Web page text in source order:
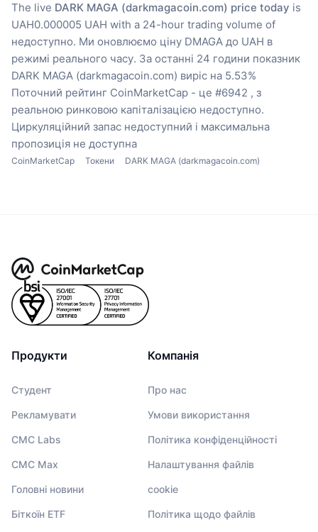
The live DARK MAGA (darkmagacoin.com) price today is
UAH0.000005 UAH with a 24-hour trading volume of
недоступно. Ми оновлюємо ціну DMAGA до UAH в
режимі реального часу. За останні 24 години показник
DARK MAGA (darkmagacoin.com) виріс на 5.53%
Поточний рейтинг CoinMarketCap - це #6942 , з
реальною ринковою капіталізацією недоступно.
Циркуляційний запас недоступний і максимальна
пропозиція не доступна
CoinMarketCap Токени DARK MAGA (darkmagacoin.com)
Продукти
Студент
Рекламувати
CMC Labs
CMC Max
Головні новини
Біткоїн ETF
Компанія
Про нас
Умови використання
Політика конфіденційності
Налаштування файлів
cookie
Політика щодо файлів